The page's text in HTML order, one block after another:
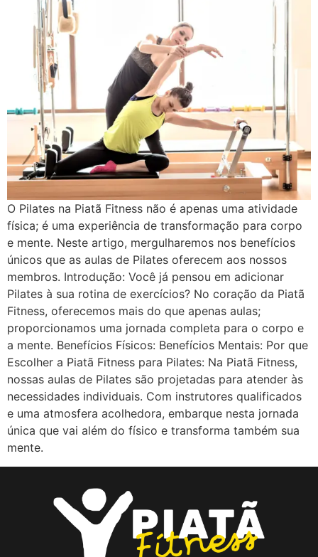
O Pilates na Piatã Fitness não é apenas uma atividade
física; é uma experiência de transformação para corpo
e mente. Neste artigo, mergulharemos nos benefícios
únicos que as aulas de Pilates oferecem aos nossos
membros. Introdução: Você já pensou em adicionar
Pilates à sua rotina de exercícios? No coração da Piatã
Fitness, oferecemos mais do que apenas aulas;
proporcionamos uma jornada completa para o corpo e
a mente. Benefícios Físicos: Benefícios Mentais: Por que
Escolher a Piatã Fitness para Pilates: Na Piatã Fitness,
nossas aulas de Pilates são projetadas para atender às
necessidades individuais. Com instrutores qualificados
e uma atmosfera acolhedora, embarque nesta jornada
única que vai além do físico e transforma também sua
mente.